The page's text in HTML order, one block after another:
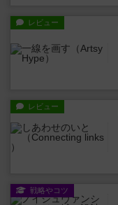
レビュー
レビュー
戦略やコツ